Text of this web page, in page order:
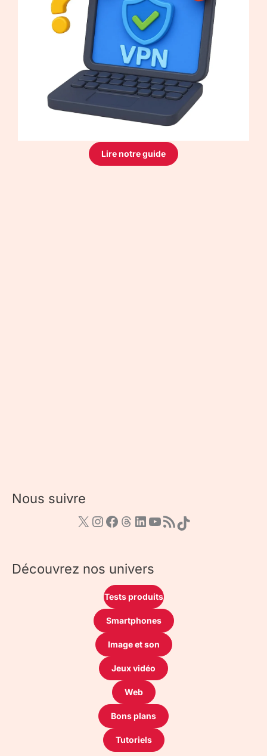
Lire notre guide
Nous suivre
Découvrez nos univers
Tests produits
Smartphones
Image et son
Jeux vidéo
Web
Bons plans
Tutoriels